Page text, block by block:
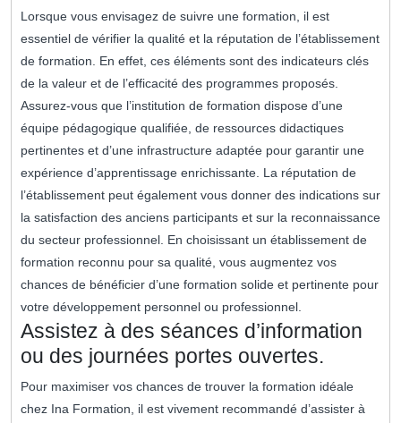
Lorsque vous envisagez de suivre une formation, il est
essentiel de vérifier la qualité et la réputation de l’établissement
de formation. En effet, ces éléments sont des indicateurs clés
de la valeur et de l’efficacité des programmes proposés.
Assurez-vous que l’institution de formation dispose d’une
équipe pédagogique qualifiée, de ressources didactiques
pertinentes et d’une infrastructure adaptée pour garantir une
expérience d’apprentissage enrichissante. La réputation de
l’établissement peut également vous donner des indications sur
la satisfaction des anciens participants et sur la reconnaissance
du secteur professionnel. En choisissant un établissement de
formation reconnu pour sa qualité, vous augmentez vos
chances de bénéficier d’une formation solide et pertinente pour
votre développement personnel ou professionnel.
Assistez à des séances d’information
ou des journées portes ouvertes.
Pour maximiser vos chances de trouver la formation idéale
chez Ina Formation, il est vivement recommandé d’assister à